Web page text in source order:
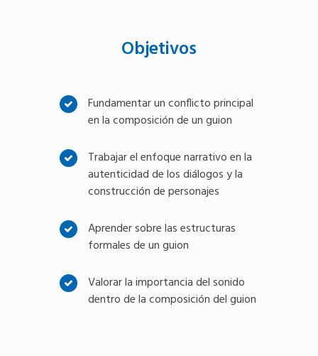
Objetivos
Fundamentar un conflicto principal
en la composición de un guion
Trabajar el enfoque narrativo en la
autenticidad de los diálogos y la
construcción de personajes
Aprender sobre las estructuras
formales de un guion
Valorar la importancia del sonido
dentro de la composición del guion